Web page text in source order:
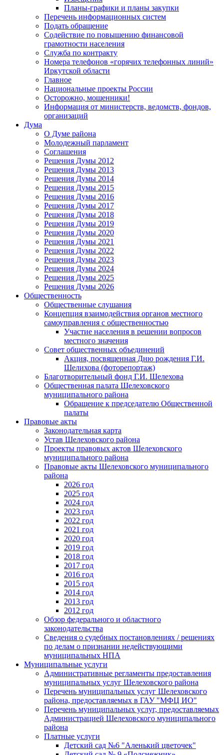
Планы-графики и планы закупки
Перечень информационных систем
Подать обращение
Содействие по повышению финансовой
грамотности населения
Служба по контракту
Номера телефонов «горячих телефонных линий»
Иркутской области
Главное
Национальные проекты России
Осторожно, мошенники!
Информация от министерств, ведомств, фондов,
организаций
Дума
О Думе района
Молодежный парламент
Соглашения
Решения Думы 2012
Решения Думы 2013
Решения Думы 2014
Решения Думы 2015
Решения Думы 2016
Решения Думы 2017
Решения Думы 2018
Решения Думы 2019
Решения Думы 2020
Решения Думы 2021
Решения Думы 2022
Решения Думы 2023
Решения Думы 2024
Решения Думы 2025
Решения Думы 2026
Общественность
Общественные слушания
Концепция взаимодействия органов местного
самоуправления с общественностью
Участие населения в решении вопросов
местного значения
Совет общественных объединений
Акция, посвященная Дню рождения Г.И.
Шелихова (фоторепортаж)
Благотворительный фонд Г.И. Шелехова
Общественная палата Шелеховского
муниципального района
Обращение к председателю Общественной
палаты
Правовые акты
Законодательная карта
Устав Шелеховского района
Проекты правовых актов Шелеховского
муниципального района
Правовые акты Шелеховского муниципального
района
2026 год
2025 год
2024 год
2023 год
2022 год
2021 год
2020 год
2019 год
2018 год
2017 год
2016 год
2015 год
2014 год
2013 год
2012 год
Обзор федерального и областного
законодательства
Сведения о судебных постановлениях / решениях
по делам о признании недействующими
муниципальных НПА
Муниципальные услуги
Административные регламенты предоставления
муниципальных услуг Шелеховского района
Перечень муниципальных услуг Шелеховского
района, предоставляемых в ГАУ "МФЦ ИО"
Перечень муниципальных услуг, предоставляемых
Администрацией Шелеховского муниципального
района
Платные услуги
Детский сад №6 "Аленький цветочек"